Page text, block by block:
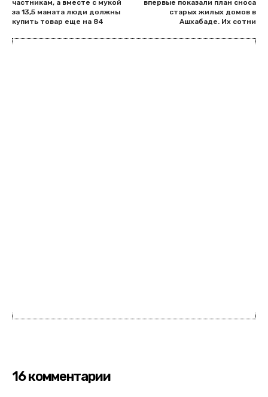
частникам, а вместе с мукой
за 13,5 маната люди должны
купить товар еще на 84
впервые показали план сноса
старых жилых домов в
Ашхабаде. Их сотни
16 комментарии